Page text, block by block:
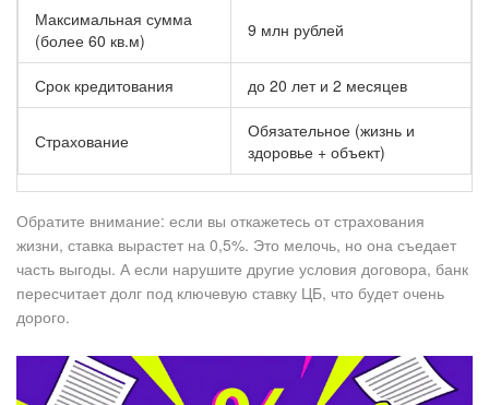
Максимальная сумма
(более 60 кв.м)
9 млн рублей
Срок кредитования до 20 лет и 2 месяцев
Страхование
Обязательное (жизнь и
здоровье + объект)
Обратите внимание: если вы откажетесь от страхования
жизни, ставка вырастет на 0,5%. Это мелочь, но она съедает
часть выгоды. А если нарушите другие условия договора, банк
пересчитает долг под ключевую ставку ЦБ, что будет очень
дорого.